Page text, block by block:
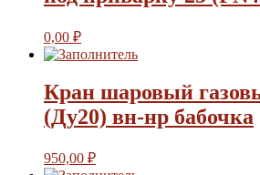
0,00 ₽
Кран шаровый
(Ду20) вн-нр бабочка
950,00 ₽